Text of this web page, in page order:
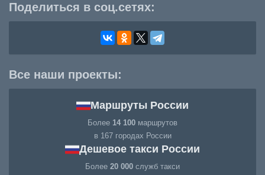
Поделиться в соц.сетях:
Все наши проекты:
Маршруты России
Более 14 100 маршрутов
в 167 городах России
Дешевое такси России
Более 20 000 служб такси